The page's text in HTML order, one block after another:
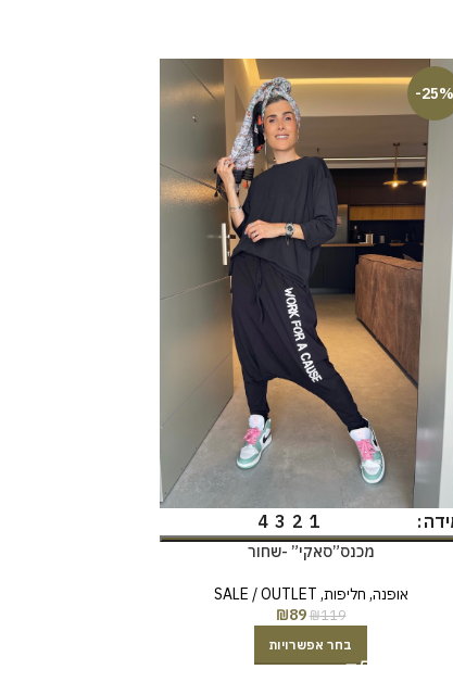
-25%
1
2
3
4
מכנס”סאקי” -שחור
אופנה, חליפות,
SALE / OUTLET
₪119
₪89
בחר אפשרויות